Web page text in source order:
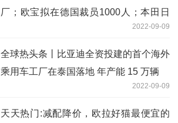
厂；欧宝拟在德国裁员1000人；本田日
2022-09-09
全球热头条丨比亚迪全资投建的首个海外
乘用车工厂在泰国落地 年产能 15 万辆
2022-09-09
天天热门:减配降价，欧拉好猫最便宜的